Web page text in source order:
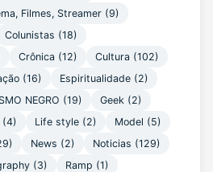
Filmes, Streamer (9)
Colunistas (18)
Crônica (12) Cultura (102)
(16) Espiritualidade (2)
NEGRO (19) Geek (2)
(4) Life style (2) Model (5)
News (2) Noticias (129)
(3) Ramp (1)